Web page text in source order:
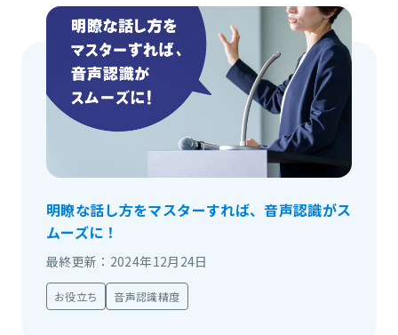
明瞭な話し方をマスターすれば、音声認識がス
ムーズに！
最終更新：2024年12月24日
お役立ち 音声認識精度